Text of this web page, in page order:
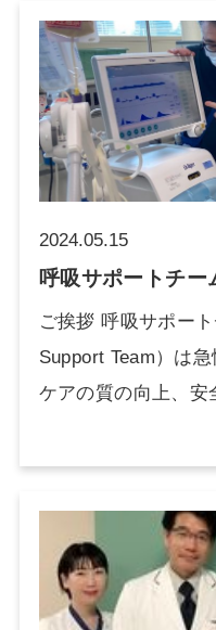
ームが介入します
まで、薬、理学療法
生活指導などで、排
ートします。どうし
者さんには、間欠自
尿道カテーテルの
看護師、認知症看護
ます。専門的な見地
い、事例検討を行う
イスや「転倒・転落
し院内への情報発信
2024.05.15
呼吸サポートチー
ご挨拶 呼吸サポー
Support Team）は
ケアの質の向上、安
の普及によりサポ
工呼吸管理を受けて
らゆる呼吸ケアの
護師、理学療法士
編成され活動して